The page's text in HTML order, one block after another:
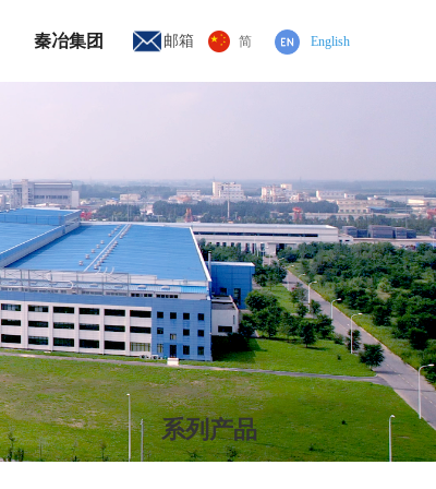
简
秦冶集团 邮箱 English
系列产品